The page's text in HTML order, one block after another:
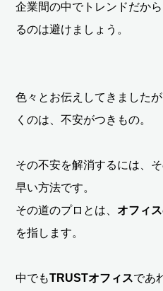
企業間の中でトレンドだか
るのは避けましょう。
色々とお伝えしてきました
くのは、不安がつきもの。
その不安を解消するには、
早い方法です。
その道のプロとは、オフィ
を指します。
中でもTRUSTオフィスであ